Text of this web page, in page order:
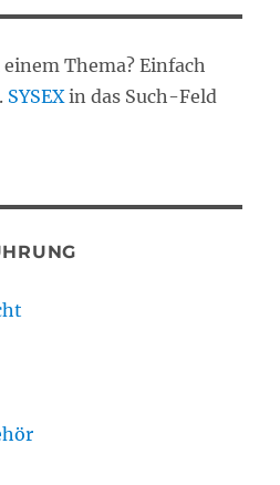
Thema? Einfach
SYSEXin das Such-Feld